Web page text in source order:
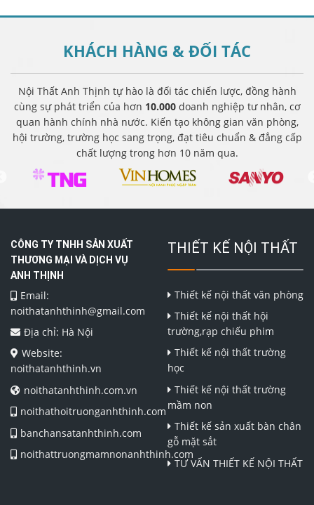
KHÁCH HÀNG &ĐỐI TÁC
Nội Thất Anh Thịnh tự hào là đối tác chiến lược, đồng hành
cùng sự phát triển của hơn 10.000 doanh nghiệp tư nhân, cơ
quan hành chính nhà nước. Kiến tạo không gian văn phòng,
hội trường, trường học sang trọng, đạt tiêu chuẩn & đẳng cấp
chất lượng trong hơn 10 năm qua.
CÔNG TY TNHH SẢN XUẤT
THƯƠNG MẠI VÀ DỊCH VỤ
ANH THỊNH
Email:
noithatanhthinh@gmail.com
Địa chỉ: Hà Nội
Website:
noithatanhthinh.vn
noithatanhthinh.com.vn
noithathoitruonganhthinh.com
banchansatanhthinh.com
noithattruongmamnonanhthinh.com
THIẾT KẾ NỘI THẤT
Thiết kế nội thất văn phòng
Thiết kế nội thất hội
trường,rạp chiếu phim
Thiết kế nội thất trường
học
Thiết kế nội thất trường
mầm non
Thiết kế sản xuất bàn chân
gỗ mặt sắt
TƯ VẤN THIẾT KẾ NỘI THẤT